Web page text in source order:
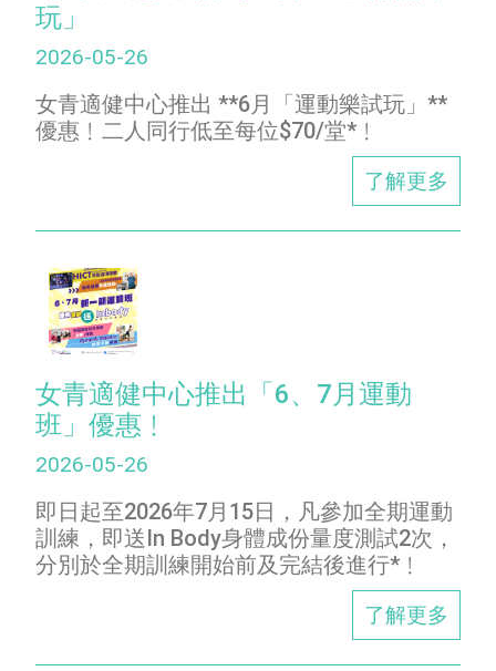
玩」
2026-05-26
女青適健中心推出 **6月「運動樂試玩」**
優惠﹗二人同行低至每位$70/堂*﹗
了解更多
女青適健中心推出「6、7月運動
班」優惠﹗
2026-05-26
即日起至2026年7月15日，凡參加全期運動
訓練，即送In Body身體成份量度測試2次，
分別於全期訓練開始前及完結後進行*﹗
了解更多